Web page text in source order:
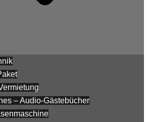
– Audio-Gästebücher